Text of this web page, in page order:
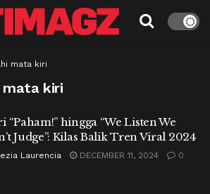
mata kiri
mata kiri
“Paham!” hingga “We Listen We
Judge”: Kilas Balik Tren Viral 2024
Laurencia DECEMBER 11, 2024 0